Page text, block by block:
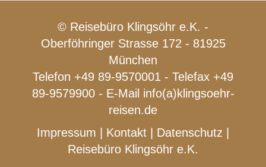
© Reisebüro Klingsöhr e.K. -
Oberföhringer Strasse 172 - 81925
München
Telefon +49 89-9570001 - Telefax +49
89-9579900 - E-Mail info(a)klingsoehr-
reisen.de
Impressum
Kontakt Datenschutz
Reisebüro Klingsöhr e.K.